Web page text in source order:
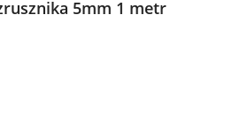
5mm 1 metr